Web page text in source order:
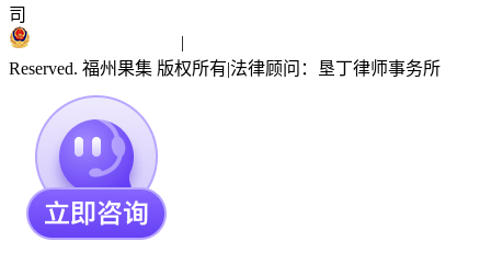
司
|
Reserved. 福州果集 版权所有|法律顾问：垦丁律师事务所